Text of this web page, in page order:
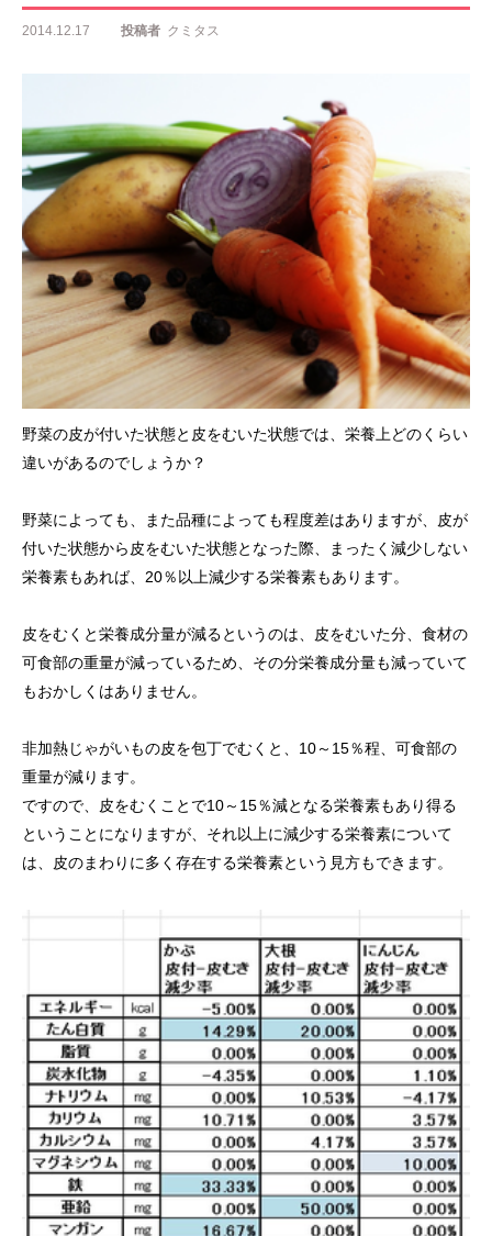
2014.12.17 投稿者 クミタス
野菜の皮が付いた状態と皮をむいた状態では、栄養上どのくらい
違いがあるのでしょうか？
野菜によっても、また品種によっても程度差はありますが、皮が
付いた状態から皮をむいた状態となった際、まったく減少しない
栄養素もあれば、20％以上減少する栄養素もあります。
皮をむくと栄養成分量が減るというのは、皮をむいた分、食材の
可食部の重量が減っているため、その分栄養成分量も減っていて
もおかしくはありません。
非加熱じゃがいもの皮を包丁でむくと、10～15％程、可食部の
重量が減ります。
ですので、皮をむくことで10～15％減となる栄養素もあり得る
ということになりますが、それ以上に減少する栄養素について
は、皮のまわりに多く存在する栄養素という見方もできます。